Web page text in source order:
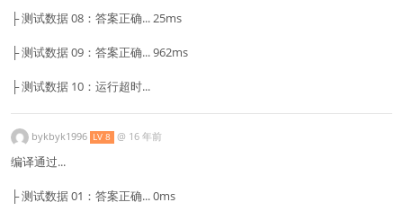
├ 测试数据 08：答案正确... 25ms
├ 测试数据 09：答案正确... 962ms
├ 测试数据 10：运行超时...
bykbyk1996 LV 8 @ 16 年前
编译通过...
├ 测试数据 01：答案正确... 0ms